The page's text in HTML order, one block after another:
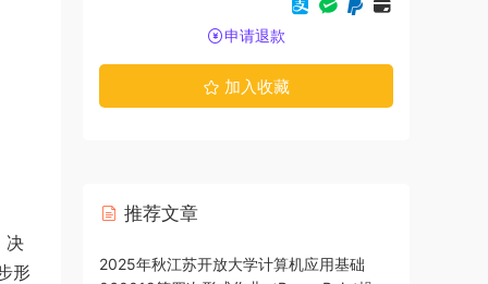
决
形
申请退款
加入收藏
推荐文章
策060112
2025年秋江苏开放大学计算机应用基础